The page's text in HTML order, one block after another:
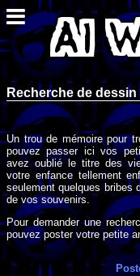
Recherche de dessin
Un trou de mémoire pour
pouvez passer ici vos
avez oublié le titre des
votre enfance tellement
seulement quelques bribes
de vos souvenirs.
Pour demander une
pouvez poster votre petite